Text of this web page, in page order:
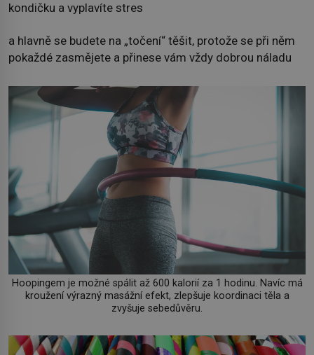
kondičku a vyplavíte stres
a hlavně se budete na „točení“ těšit, protože se při něm
pokaždé zasmějete a přinese vám vždy dobrou náladu
Hoopingem je možné spálit až 600 kalorií za 1 hodinu. Navíc má
kroužení výrazný masážní efekt, zlepšuje koordinaci těla a
zvyšuje sebedůvěru.